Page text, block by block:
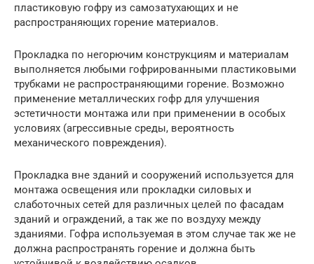
пластиковую гофру из самозатухающих и не
распространяющих горение материалов.
Прокладка по негорючим конструкциям и материалам
выполняется любыми гофрированными пластиковыми
трубками не распространяющими горение. Возможно
применение металлических гофр для улучшения
эстетичности монтажа или при применении в особых
условиях (агрессивные среды, вероятность
механического повреждения).
Прокладка вне зданий и сооружений используется для
монтажа освещения или прокладки силовых и
слаботочных сетей для различных целей по фасадам
зданий и ограждений, а так же по воздуху между
зданиями. Гофра используемая в этом случае так же не
должна распространять горение и должна быть